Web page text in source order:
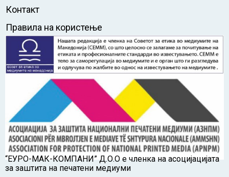
Контакт
Правила на користење
“ЕУРО-МАК-КОМПАНИ” Д.О.О е членка на асоцијацијата
за заштита на печатени медиуми